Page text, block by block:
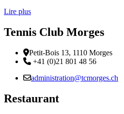
Lire plus
Tennis Club Morges
Adresse
Petit-Bois 13, 1110 Morges
Téléphone:
+41 (0)21 801 48 56
Email :
administration@tcmorges.ch
Restaurant